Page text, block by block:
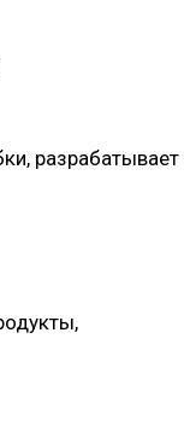
разрабатывает